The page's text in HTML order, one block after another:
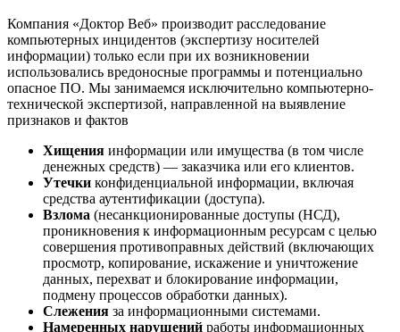
Компания «Доктор Веб» производит расследование
компьютерных инцидентов (экспертизу носителей
информации) только если при их возникновении
использовались вредоносные программы и потенциально
опасное ПО. Мы занимаемся исключительно компьютерно-
технической экспертизой, направленной на выявление
признаков и фактов
Хищения информации или имущества (в том числе
денежных средств) — заказчика или его клиентов.
Утечки конфиденциальной информации, включая
средства аутентификации (доступа).
Взлома (несанкционированные доступы (НСД),
проникновения к информационным ресурсам с целью
совершения противоправных действий (включающих
просмотр, копирование, искажение и уничтожение
данных, перехват и блокирование информации,
подмену процессов обработки данных).
Слежения за информационными системами.
Намеренных нарушений работы информационных